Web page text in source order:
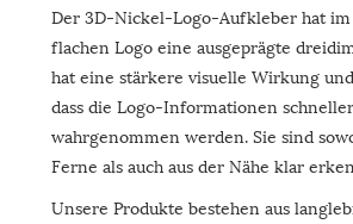
Der 3D-Nickel-Logo-Aufkleber hat im
flachen Logo eine ausgeprägte
hat eine stärkere visuelle Wirkung
dass die Logo-Informationen schneller
wahrgenommen werden. Sie sind
Ferne als auch aus der Nähe klar
Unsere Produkte bestehen aus